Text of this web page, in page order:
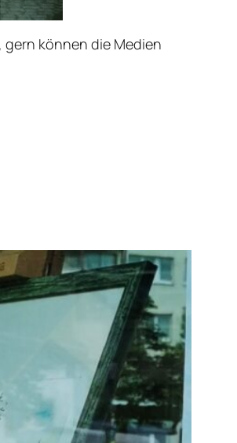
können die Medien